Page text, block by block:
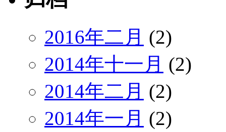
2016年二月 (2)
2014年十一月 (2)
2014年二月 (2)
2014年一月 (2)